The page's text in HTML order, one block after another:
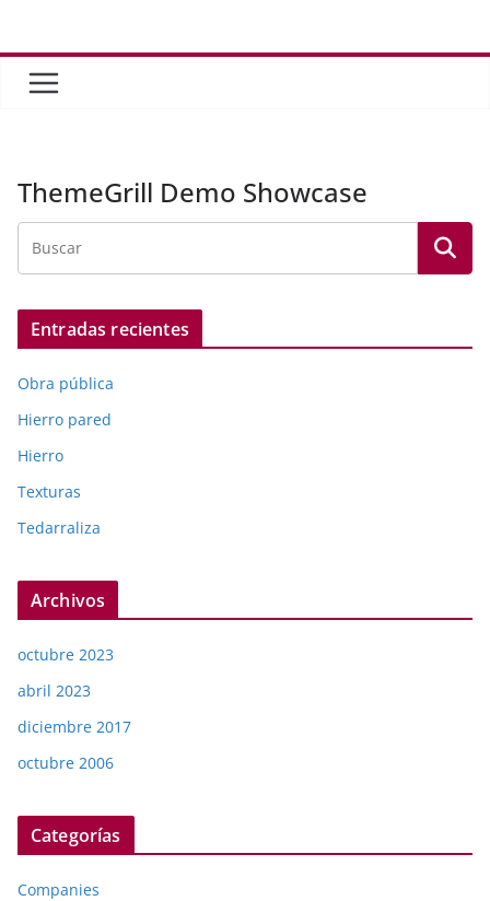
contenido
ThemeGrill Demo Showcase
Entradas recientes
Obra pública
Hierro pared
Hierro
Texturas
Tedarraliza
Archivos
octubre 2023
abril 2023
diciembre 2017
octubre 2006
Categorías
Companies